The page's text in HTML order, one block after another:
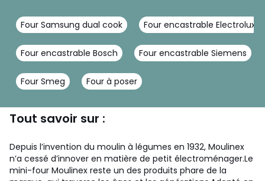
Four Samsung dual cook Four encastrable Electrolux
Four encastrable Bosch Four encastrable Siemens
Four Smeg Four à poser
Tout savoir sur :
Depuis l’invention du moulin à légumes en 1932, Moulinex
n’a cessé d’innover en matière de petit électroménager.Le
mini-four Moulinex reste un des produits phare de la